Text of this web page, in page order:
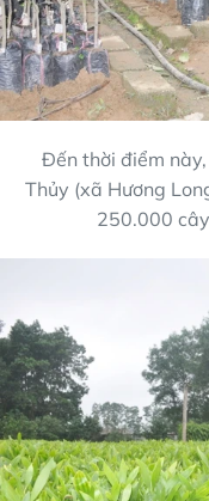
Đến thời điểm
Thủy (xã Hương
250.000